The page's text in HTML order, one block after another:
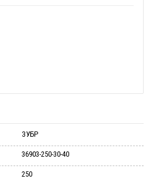
ЗУБР
36903-250-30-40
250